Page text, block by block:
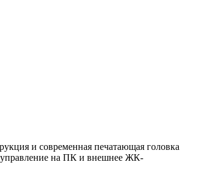
и современная печатающая головка
управление на ПК и внешнее ЖК-